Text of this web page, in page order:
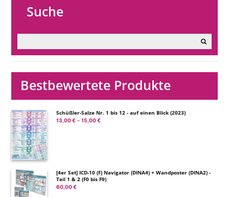
Suche
Bestbewertete Produkte
Schüßler-Salze Nr. 1 bis 12 - auf einen Blick (2023)
13,00€ – 15,00€Preisspanne:
[4er Set] ICD-10 (F) Navigator (DINA4) + Wandposter (DINA2) -
Teil 1 & 2 (F0 bis F9)
60,00€